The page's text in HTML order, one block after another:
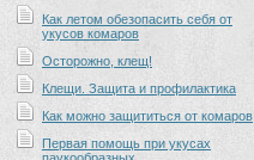
Как летом обезопасить себя от
укусов комаров
Осторожно, клещ!
Клещи. Защита и профилактика
Как можно защититься от комаров
Первая помощь при укусах